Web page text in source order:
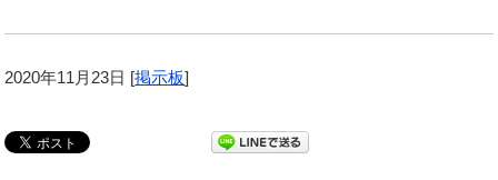
2020年11月23日 [掲示板]